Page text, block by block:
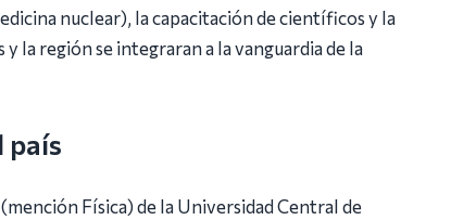
nuclear), la capacitación de científicos y la
la región se integraran a la vanguardia de la
país
Física) de la Universidad Central de